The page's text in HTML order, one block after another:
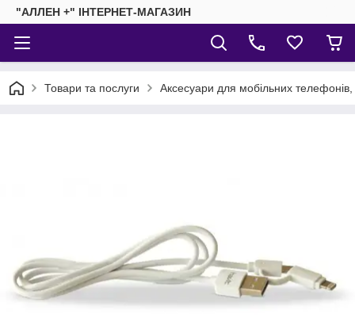
"АЛЛЕН +" ІНТЕРНЕТ-МАГАЗИН
Товари та послуги Аксесуари для мобільних